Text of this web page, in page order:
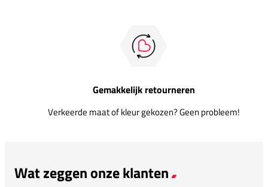
Gemakkelijk retourneren
Verkeerde maat of kleur gekozen? Geen probleem!
Wat zeggen onze klanten